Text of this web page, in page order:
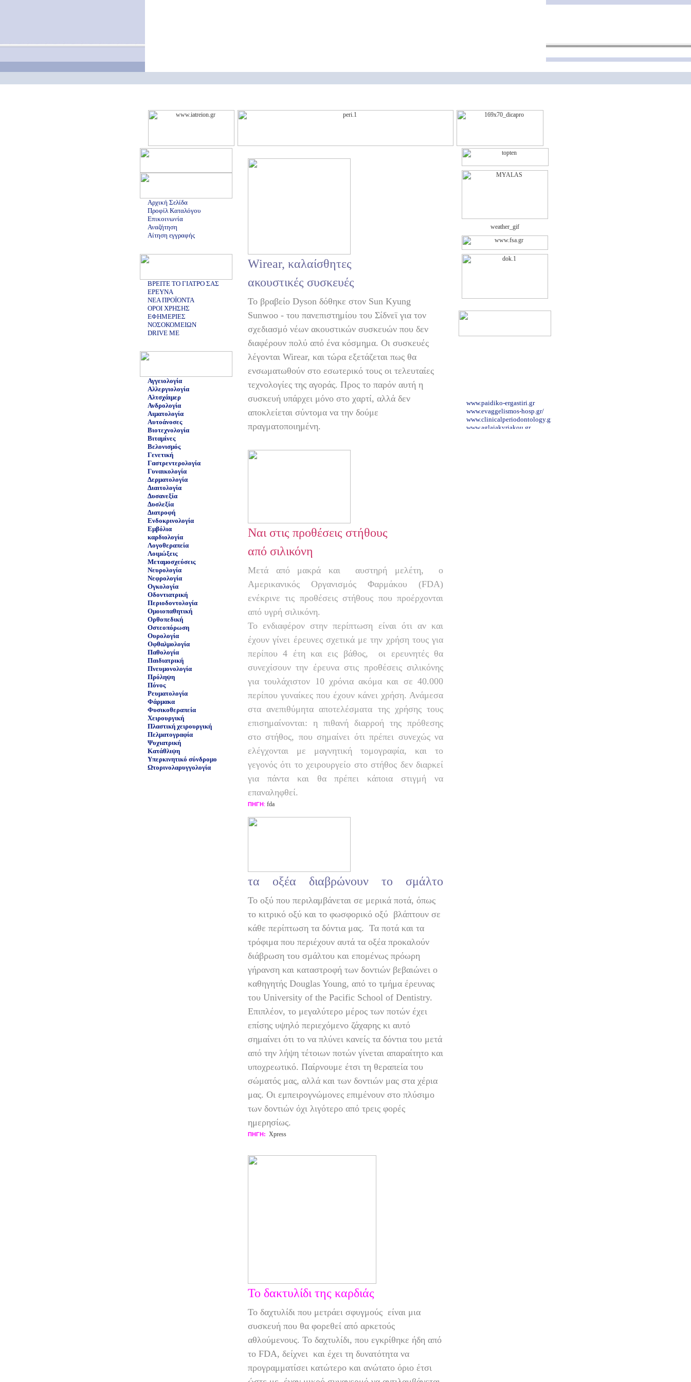
Αρχική Σελίδα
Προφίλ Καταλόγου
Επικοινωνία
Αναζήτηση
Αίτηση εγγραφής
ΒΡΕΙΤΕ ΤΟ ΓΙΑΤΡΟ ΣΑΣ
ΕΡΕΥΝΑ
ΝΕΑ ΠΡΟΪΟΝΤΑ
ΟΡΟΙ ΧΡΗΣΗΣ
ΕΦΗΜΕΡΙΕΣ
ΝΟΣΟΚΟΜΕΙΩΝ
DRIVE ME
Αγγειολογία
Αλλεργιολογία
Αλτσχάιμερ
Ανδρολογία
Αιματολογία
Αυτοάνοσες
Βιοτεχνολογία
Βιταμίνες
Βελονισμός
Γενετική
Γαστρεντερολογία
Γυναικολογία
Δερματολογία
Διαιτολογία
Δυσανεξία
Δυσλεξία
Διατροφή
Ενδοκρινολογία
Εμβόλια
καρδιολογία
Λογοθεραπεία
Λοιμώξεις
Μεταμοσχεύσεις
Νευρολογία
Νεφρολογία
Ογκολογία
Οδοντιατρική
Περιοδοντολογία
Ομοιοπαθητική
Ορθοπεδική
Οστεοπόρωση
Ουρολογία
Οφθαλμολογία
Παθολογία
Παιδιατρική
Πνευμονολογία
Πρόληψη
Πόνος
Ρευματολογία
Φάρμακα
Φυσικοθεραπεία
Χειρουργική
Πλαστική χειρουργική
Πελματογραφία
Ψυχιατρική
Κατάθλιψη
Υπερκινητικό σύνδρομο
Ωτορινολαρυγγολογία
Wirear, καλαίσθητες
ακουστικές συσκευές
Το βραβείο Dyson δόθηκε στον Sun Kyung
Sunwoo - του πανεπιστημίου του Σίδνεϊ για τον
σχεδιασμό νέων ακουστικών συσκευών που δεν
διαφέρουν πολύ από ένα κόσμημα. Οι συσκευές
λέγονται Wirear, και τώρα εξετάζεται πως θα
ενσωματωθούν στο εσωτερικό τους οι τελευταίες
τεχνολογίες της αγοράς. Προς το παρόν αυτή η
συσκευή υπάρχει μόνο στο χαρτί, αλλά δεν
αποκλείεται σύντομα να την δούμε
πραγματοποιημένη.
Ναι στις προθέσεις στήθους
από σιλικόνη
Μετά από μακρά και αυστηρή μελέτη,
ο
Αμερικανικός Οργανισμός Φαρμάκου (FDA)
ενέκρινε τις προθέσεις στήθους που προέρχονται
από υγρή σιλικόνη.
Το ενδιαφέρον στην περίπτωση είναι ότι αν και
έχουν γίνει έρευνες σχετικά με την χρήση τους για
περίπου 4 έτη και εις βάθος,
οι ερευνητές θα
συνεχίσουν την έρευνα στις προθέσεις σιλικόνης
για τουλάχιστον 10 χρόνια ακόμα και σε 40.000
περίπου γυναίκες που έχουν κάνει χρήση. Ανάμεσα
στα ανεπιθύμητα αποτελέσματα της χρήσης τους
επισημαίνονται: η πιθανή διαρροή της πρόθεσης
στο στήθος, που σημαίνει ότι πρέπει συνεχώς να
ελέγχονται με μαγνητική τομογραφία, και το
γεγονός ότι το χειρουργείο στο στήθος δεν διαρκεί
για πάντα και θα πρέπει κάποια στιγμή να
επαναληφθεί.
ΠΗΓΗ: fda
τα οξέα διαβρώνουν το σμάλτο
Το οξύ που περιλαμβάνεται σε μερικά ποτά, όπως
το κιτρικό οξύ και το φωσφορικό οξύ βλάπτουν σε
κάθε περίπτωση τα δόντια μας. Τα ποτά και τα
τρόφιμα που περιέχουν αυτά τα οξέα προκαλούν
διάβρωση του σμάλτου και επομένως πρόωρη
γήρανση και καταστροφή των δοντιών βεβαιώνει ο
καθηγητής Douglas Young, από το τμήμα έρευνας
του University of the Pacific School of Dentistry.
Επιπλέον, το μεγαλύτερο μέρος των ποτών έχει
επίσης υψηλό περιεχόμενο ζάχαρης κι αυτό
σημαίνει ότι το να πλύνει κανείς τα δόντια του μετά
από την λήψη τέτοιων ποτών γίνεται απαραίτητο και
υποχρεωτικό. Παίρνουμε έτσι τη θεραπεία του
σώματός μας, αλλά και των δοντιών μας στα χέρια
μας. Οι εμπειρογνώμονες επιμένουν στο πλύσιμο
των δοντιών όχι λιγότερο από τρεις φορές
ημερησίως.
ΠΗΓΗ: Xpress
Το δακτυλίδι της καρδιάς
Το δαχτυλίδι που μετράει σφυγμούς είναι μια
συσκευή που θα φορεθεί από αρκετούς
αθλούμενους. Το δαχτυλίδι, που εγκρίθηκε ήδη από
το FDA, δείχνει και έχει τη δυνατότητα να
προγραμματίσει κατώτερο και ανώτατο όριο έτσι
www.paidiko-ergastiri.gr
www.evaggelismos-hosp.gr/
www.clinicalperiodontology.gr
www.aglaiakyriakou.gr